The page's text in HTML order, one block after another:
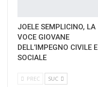
JOELE SEMPLICINO, LA
VOCE GIOVANE
DELL’IMPEGNO CIVILE E
SOCIALE
PREC SUC